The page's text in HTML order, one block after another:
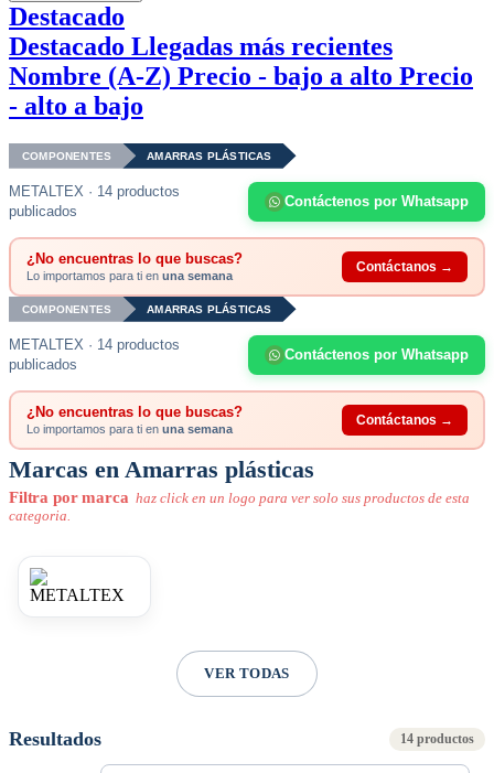
Destacado
Destacado Llegadas más recientes
Nombre (A-Z) Precio - bajo a alto Precio
- alto a bajo
COMPONENTES AMARRAS PLÁSTICAS
METALTEX · 14 productos
publicados
Contáctenos por Whatsapp
¿No encuentras lo que buscas?
Lo importamos para ti en una semana
Contáctanos →
COMPONENTES AMARRAS PLÁSTICAS
METALTEX · 14 productos
publicados
Contáctenos por Whatsapp
¿No encuentras lo que buscas?
Lo importamos para ti en una semana
Contáctanos →
Marcas en Amarras plásticas
Filtra por marca haz click en un logo para ver solo sus productos de esta
categoria.
VER TODAS
Resultados 14 productos